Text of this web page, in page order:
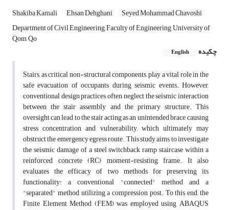
Shakiba Kamali Ehsan Dehghani
Seyed Mohammad Chavoshi
Department of Civil Engineering, Faculty of Engineering, University of
Qom, Qo
چکیده
English
Stairs, as critical non-structural components, play a vital role in the
safe evacuation of occupants during seismic events. However,
conventional design practices often neglect the seismic interaction
between the stair assembly and the primary structure. This
oversight can lead to the stair acting as an unintended brace, causing
stress concentration and vulnerability, which ultimately may
obstruct the emergency egress route. This study aims to investigate
the seismic damage of a steel switchback ramp staircase within a
reinforced concrete (RC) moment-resisting frame. It also
evaluates the efficacy of two methods for preserving its
functionality: a conventional "connected" method and a
"separated" method utilizing a compression post. To this end, the
Finite Element Method (FEM) was employed using ABAQUS